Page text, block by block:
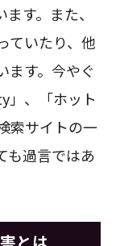
す。また、
ていたり、他
ます。今やぐ
」、「ホット
索サイトの一
も過言ではあ